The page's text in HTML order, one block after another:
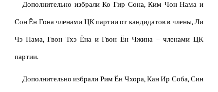
Дополнительно избрали Ко Гир Сона, Ким Чон Нама и
Сон Ён Гона членами ЦК партии от кандидатов в члены, Ли
Чэ Нама, Гвон Тхэ Ёна и Гвон Ён Чжина – членами ЦК
партии.
Дополнительно избрали Рим Ён Чхора, Кан Ир Соба, Син